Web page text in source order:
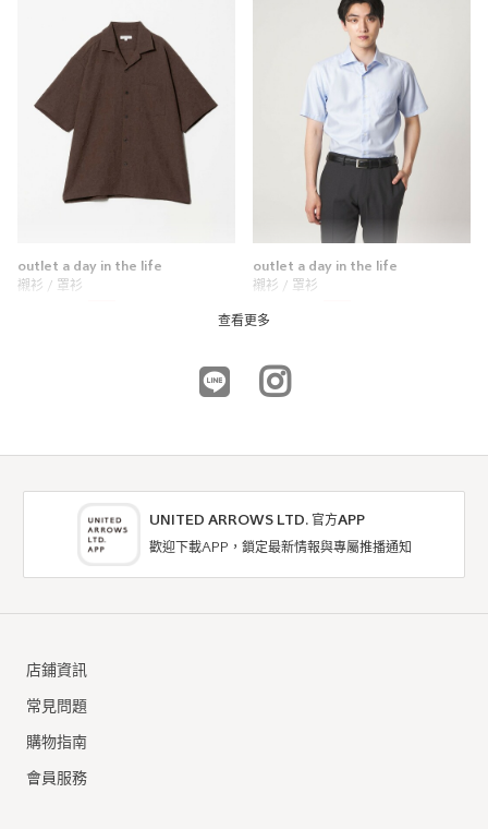
outlet a day in the life
襯衫 / 罩衫
outlet a day in the life
襯衫 / 罩衫
NTD1,672
NTD1,752
查看更多
UNITED ARROWS LTD. 官方APP
歡迎下載APP，鎖定最新情報與專屬推播通知
店鋪資訊
常見問題
購物指南
會員服務